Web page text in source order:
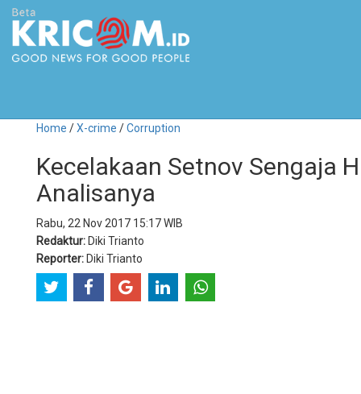
Home /X-crime /Corruption
Kecelakaan Setnov Sengaja
Analisanya
Rabu, 22 Nov 2017 15:17 WIB
Redaktur: Diki Trianto
Reporter: Diki Trianto